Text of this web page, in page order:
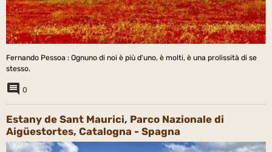
Fernando Pessoa : Ognuno di noi è più d'uno, è molti, è una prolissità di se
stesso.
0
Estany de Sant Maurici, Parco Nazionale di
Aigüestortes, Catalogna - Spagna